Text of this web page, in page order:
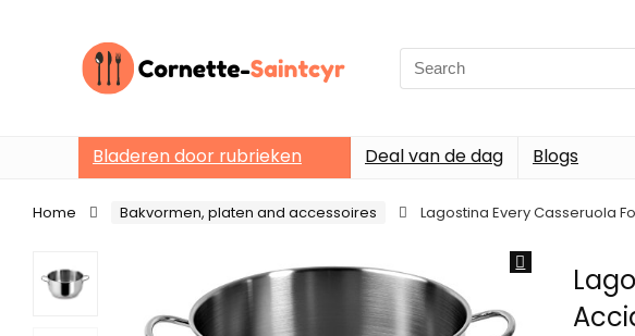
Search
for:
Bladeren door rubrieken Deal van de dag Blogs
Home Bakvormen, platen and accessoires Lagostina Every Casseruola